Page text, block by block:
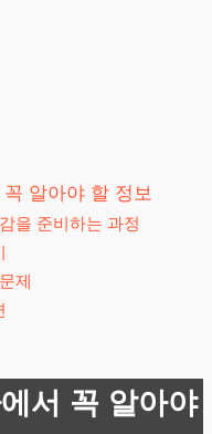
알아야 할 정보
을 준비하는 과정
제
서 꼭 알아야